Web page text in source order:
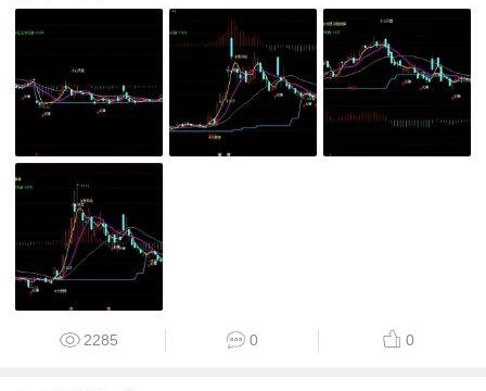
2285 0 0